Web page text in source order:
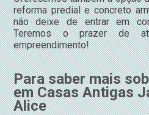
reforma predial e concreto
não deixe de entrar em
Teremos o prazer de
empreendimento!
Para saber mais
em Casas Antigas
Alice